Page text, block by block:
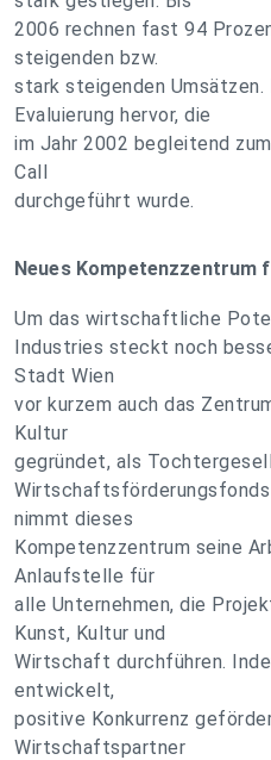
2006 rechnen fast 94
steigenden bzw.
stark steigenden Umsätzen.
Evaluierung hervor, die
im Jahr 2002 begleitend
Call
durchgeführt wurde.
Neues Kompetenzzentrum
Um das wirtschaftliche
Industries steckt noch
Stadt Wien
vor kurzem auch das
Kultur
gegründet, als
Wirtschaftsförderungsfonds
nimmt dieses
Kompetenzzentrum seine
Anlaufstelle für
alle Unternehmen, die
Kunst, Kultur und
Wirtschaft durchführen.
entwickelt,
positive Konkurrenz
Wirtschaftspartner